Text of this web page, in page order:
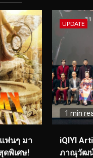
แฟนๆ มา
ดพิเศษ!
UPDATE
1 min
iQIYI
ภาณุวัฒน์